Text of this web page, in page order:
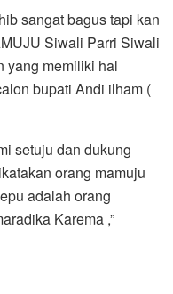
sangat bagus tapi kan
Siwali Parri Siwali
yang memiliki hal
bupati Andi ilham (
setuju dan dukung
orang mamuju
adalah orang
Karema ,”